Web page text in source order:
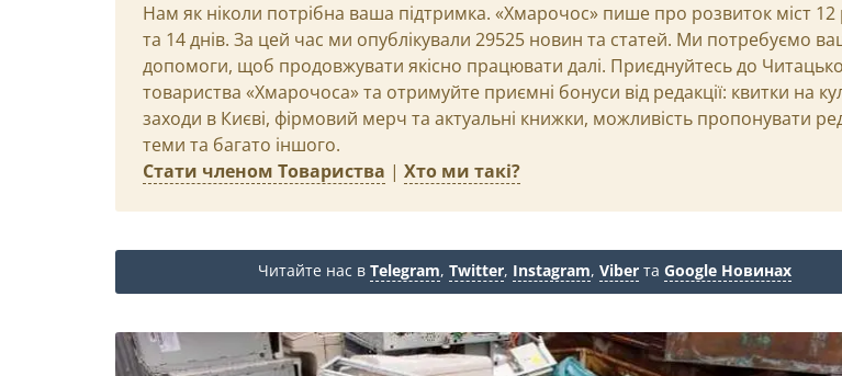
Нам як ніколи потрібна ваша підтримка. «Хмарочос» пише про розвиток міст 12
та 14 днів. За цей час ми опублікували 29525 новин та статей. Ми потребуємо
допомоги, щоб продовжувати якісно працювати далі. Приєднуйтесь до
товариства «Хмарочоса» та отримуйте приємні бонуси від редакції: квитки на
заходи в Києві, фірмовий мерч та актуальні книжки, можливість пропонувати
теми та багато іншого.
Стати членом Товариства | Хто ми такі?
Читайте нас в Telegram, Twitter, Instagram, Viber та Google Новинах